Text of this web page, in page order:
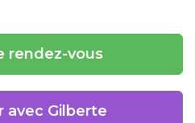
rendez-vous
avec Gilberte